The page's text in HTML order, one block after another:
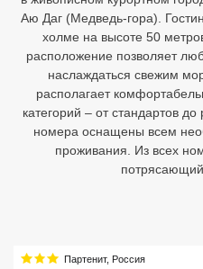
Аю Даг (Медведь-гора).
холме на высоте 50
расположение позволяет
наслаждаться свежим
располагает
категорий – от стандартов
номера оснащены всем
проживания. Из всех
Партенит, Россия
Бали
Вьетнам
Хайнань
Северный Гоа
Южный Гоа
Большой Сочи